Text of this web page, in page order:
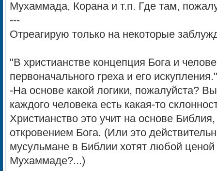
Мухаммада, Корана и т.п. Где там,
---
Отреагирую только на некоторые
"В христианстве концепция Бога и
первоначального греха и его искупления."
-На основе какой логики, пожалуйста?
каждого человека есть какая-то
Христианство это учит на основе
откровением Бога. (Или это
мусульмане в Библии хотят любой ценой
Мухаммаде?...)